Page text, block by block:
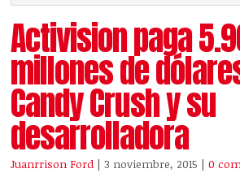
Activision paga
millones de
Candy Crush y su
desarrolladora
Juanrrison Ford | 3 noviembre, 2015 |0